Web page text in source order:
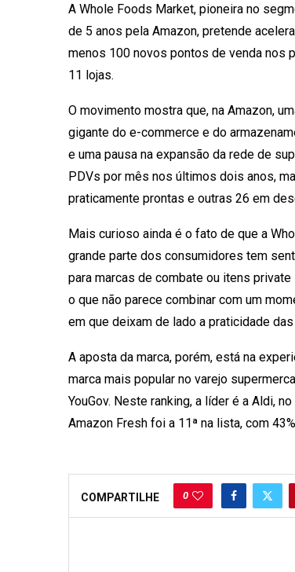
A Whole Foods Market, pioneira no
de 5 anos pela Amazon, pretende
menos 100 novos pontos de venda nos
11 lojas.
O movimento mostra que, na Amazon,
gigante do e-commerce e do
e uma pausa na expansão da rede de
PDVs por mês nos últimos dois anos,
praticamente prontas e outras 26 em
Mais curioso ainda é o fato de que a
grande parte dos consumidores tem
para marcas de combate ou itens
o que não parece combinar com um
em que deixam de lado a praticidade
A aposta da marca, porém, está na
marca mais popular no varejo
YouGov. Neste ranking, a líder é a Aldi,
Amazon Fresh foi a 11ª na lista, com
COMPARTILHE 0